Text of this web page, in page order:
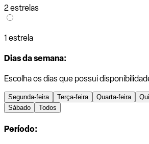
2 estrelas
1 estrela
Dias da semana:
Escolha os dias que possui
Segunda-feira Terça-feira Quarta-feira
Sábado
Todos
Período: